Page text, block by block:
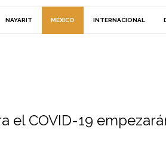
NAYARIT MÉXICO INTERNACIONAL
el COVID-19